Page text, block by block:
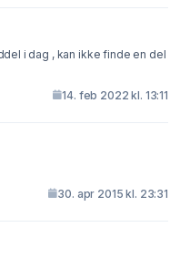
i dag , kan ikke finde en del
14. feb 2022 kl. 13:11
30. apr 2015 kl. 23:31